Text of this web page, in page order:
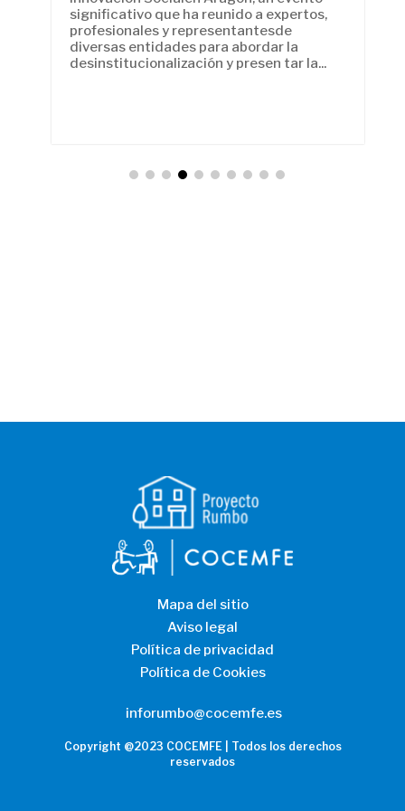
a expertos,
abordar la
y presen tar la...
Orgánica de Castilla y León,
Castilla y León, la Federación
Castilla y León y la Federación
Castilla y León celebran hoy en
Mapa del sitio
Aviso legal
Política de privacidad
Política de Cookies
inforumbo@cocemfe.es
Copyright @2023 COCEMFE | Todos los derechos
reservados